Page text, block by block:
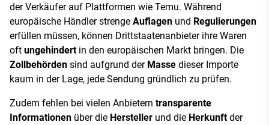
der Verkäufer auf Plattformen wie Temu. Während
europäische Händler strenge Auflagen und Regulierungen
erfüllen müssen, können Drittstaatenanbieter ihre Waren
oft ungehindertin den europäischen Markt bringen. Die
Zollbehörden sind aufgrund der Masse dieser Importe
kaum in der Lage, jede Sendung gründlich zu prüfen.
Zudem fehlen bei vielen Anbietern transparente
Informationen über die Hersteller und die Herkunftder